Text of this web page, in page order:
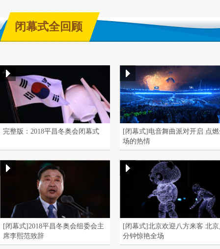
闭幕式全回顾
完整版：2018平昌冬奥会闭幕式
[闭幕式]电音舞曲派对开启 点
场的热情
[闭幕式]2018平昌冬奥会组委会主
席李熙范致辞
[闭幕式]北京欢迎八方来客 北
分钟惊艳全场